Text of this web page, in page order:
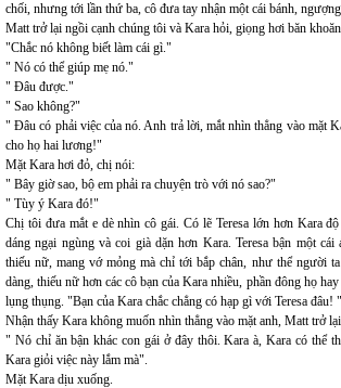
chối, nhưng tới lần thứ ba, cô đưa tay nhận một cái bánh,
Matt trở lại ngồi cạnh chúng tôi và Kara hỏi, giọng hơi băn
"Chắc nó không biết làm cái gì."
" Nó có thể giúp mẹ nó."
" Đâu được."
" Sao không?"
" Đâu có phải việc của nó. Anh trả lời, mắt nhìn thẳng vào mặt
cho họ hai lương!"
Mặt Kara hơi đỏ, chị nói:
" Bây giờ sao, bộ em phải ra chuyện trò với nó sao?"
" Tùy ý Kara đó!"
Chị tôi đưa mắt e dè nhìn cô gái. Có lẽ Teresa lớn hơn Kara
dáng ngại ngùng và coi già dặn hơn Kara. Teresa bận một cái
thiếu nữ, mang vớ mỏng mà chỉ tới bắp chân, như thể người
dàng, thiếu nữ hơn các cô bạn của Kara nhiều, phần đông họ
lụng thụng. "Bạn của Kara chắc chẳng có hạp gì với Teresa đâu! "
Nhận thấy Kara không muốn nhìn thẳng vào mặt anh, Matt trở
" Nó chỉ ăn bận khác con gái ở đây thôi. Kara à, Kara có thể
Kara giỏi việc này lắm mà".
Mặt Kara dịu xuống.